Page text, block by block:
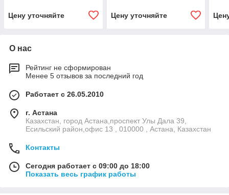
Цену уточняйте Цену уточняйте
О нас
Рейтинг не сформирован
Менее 5 отзывов за последний год
Работает с 26.05.2010
г. Астана
Казахстан, город Астана,проспект Улы Дала 39,
Есильский район,офис 13 , 010000 , Астана, Казахстан
Контакты
Сегодня работает с 09:00 до 18:00
Показать весь график работы